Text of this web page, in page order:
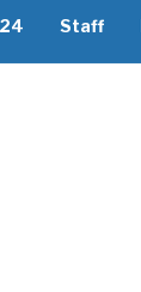
Staff